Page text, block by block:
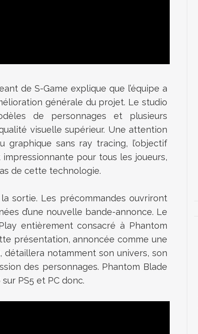
de S-Game explique que l’équipe a
générale du projet. Le studio
de personnages et plusieurs
visuelle supérieur. Une attention
sans ray tracing, l’objectif
pour tous les joueurs,
de cette technologie.
sortie. Les précommandes ouvriront
d’une nouvelle bande-annonce. Le
entièrement consacré à Phantom
présentation, annoncée comme une
notamment son univers, son
des personnages. Phantom Blade
PS5 et PC donc.